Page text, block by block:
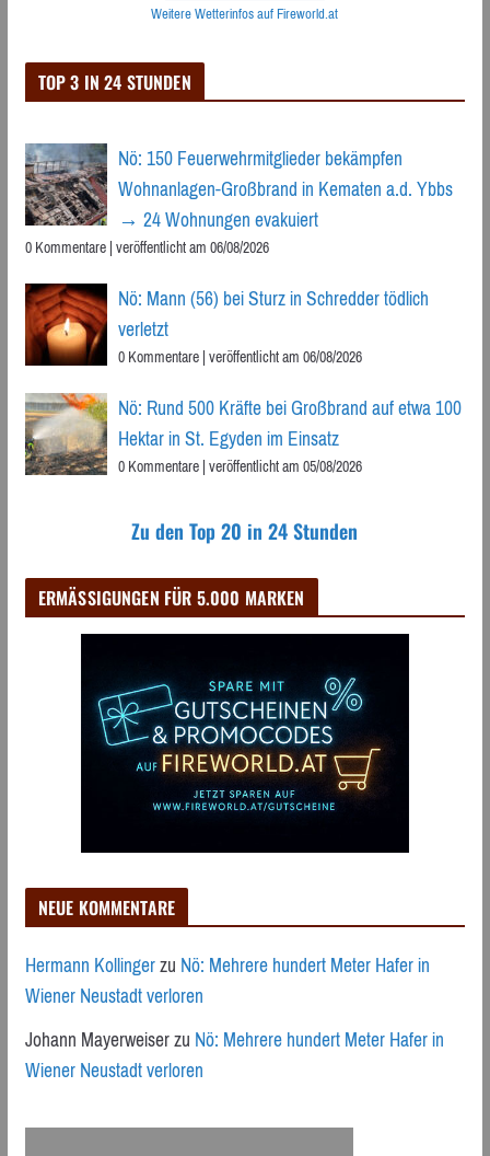
Weitere Wetterinfos auf Fireworld.at
TOP 3 IN 24 STUNDEN
Nö: 150 Feuerwehrmitglieder bekämpfen
Wohnanlagen-Großbrand in Kematen a.d. Ybbs
→ 24 Wohnungen evakuiert
0 Kommentare|veröffentlicht am 06/08/2026
Nö: Mann (56) bei Sturz in Schredder tödlich
verletzt
0 Kommentare|veröffentlicht am 06/08/2026
Nö: Rund 500 Kräfte bei Großbrand auf etwa 100
Hektar in St. Egyden im Einsatz
0 Kommentare|veröffentlicht am 05/08/2026
Zu den Top 20 in 24 Stunden
ERMÄSSIGUNGEN FÜR 5.000 MARKEN
NEUE KOMMENTARE
Hermann KollingerzuNö: Mehrere hundert Meter Hafer in
Wiener Neustadt verloren
Johann MayerweiserzuNö: Mehrere hundert Meter Hafer in
Wiener Neustadt verloren